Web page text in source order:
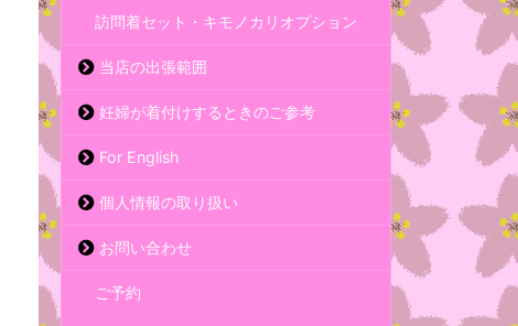
訪問着セット・キモノカリオプション
当店の出張範囲
妊婦が着付けするときのご参考
For English
個人情報の取り扱い
お問い合わせ
ご予約